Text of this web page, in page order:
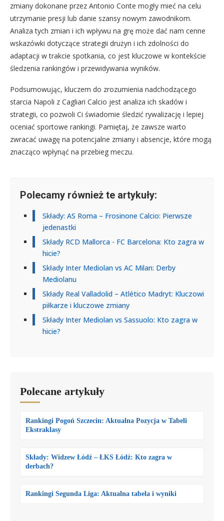
zmiany dokonane przez Antonio Conte mogły mieć na celu
utrzymanie presji lub danie szansy nowym zawodnikom.
Analiza tych zmian i ich wpływu na grę może dać nam cenne
wskazówki dotyczące strategii drużyn i ich zdolności do
adaptacji w trakcie spotkania, co jest kluczowe w kontekście
śledzenia rankingów i przewidywania wyników.
Podsumowując, kluczem do zrozumienia nadchodzącego
starcia Napoli z Cagliari Calcio jest analiza ich skadów i
strategii, co pozwoli Ci świadomie śledzić rywalizację i lepiej
oceniać sportowe rankingi. Pamiętaj, że zawsze warto
zwracać uwagę na potencjalne zmiany i absencje, które mogą
znacząco wpłynąć na przebieg meczu.
Polecamy również te artykuły:
Składy: AS Roma – Frosinone Calcio: Pierwsze
jedenastki
Składy RCD Mallorca - FC Barcelona: Kto zagra w
hicie?
Składy Inter Mediolan vs AC Milan: Derby
Mediolanu
Składy Real Valladolid – Atlético Madryt: Kluczowi
piłkarze i kluczowe zmiany
Składy Inter Mediolan vs Sassuolo: Kto zagra w
hicie?
Polecane artykuły
Rankingi Pogoń Szczecin: Aktualna Pozycja w Tabeli
Ekstraklasy
Składy: Widzew Łódź – ŁKS Łódź: Kto zagra w
derbach?
Rankingi Segunda Liga: Aktualna tabela i wyniki